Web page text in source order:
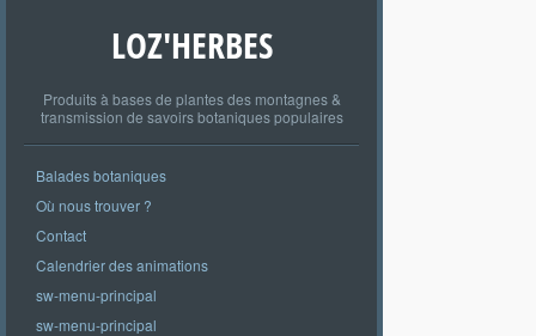
LOZ'HERBES
Produits à bases de plantes des montagnes &
transmission de savoirs botaniques populaires
Balades botaniques
Où nous trouver ?
Contact
Calendrier des animations
sw-menu-principal
sw-menu-principal